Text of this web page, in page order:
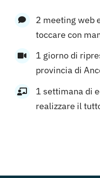
2 meeting web
toccare con
1 giorno di
provincia di
1 settimana di
realizzare il